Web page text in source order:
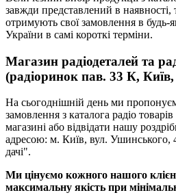
завжди представлений в наявності,
отримують свої замовлення в будь-
України в самі короткі терміни.
Магазин радіодеталей та
(радіоринок пав. 33 К,
На сьогоднішній день ми
замовлення з каталога радіо
магазині або відвідати нашу
адресою: м. Київ, вул. Ушинського,
дачі".
Ми цінуємо кожного нашого
максимальну якість при